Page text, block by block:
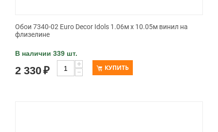
Обои 7340-02 Euro Decor Idols 1.06м x 10.05м винил на
флизелине
В наличии 339 шт.
2 330₽
+
−
КУПИТЬ